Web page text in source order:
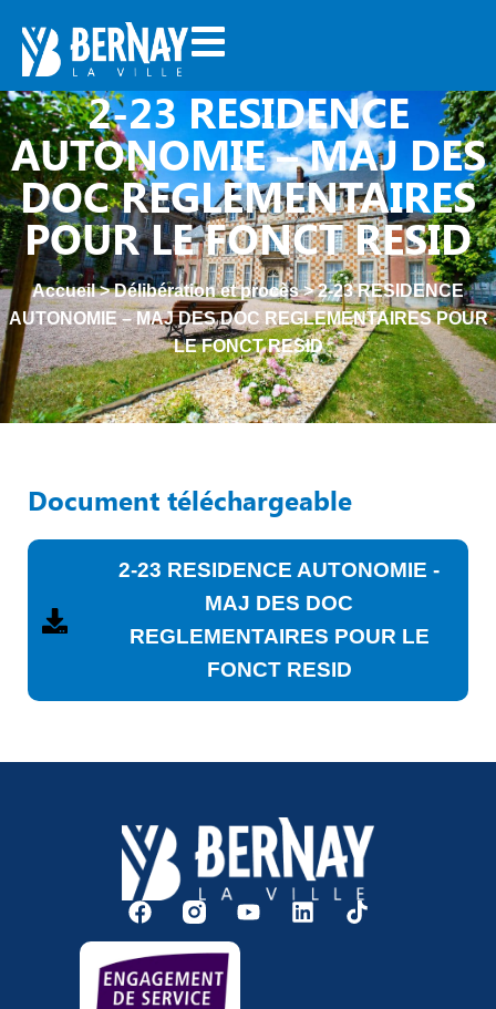
2-23 RESIDENCE
AUTONOMIE – MAJ DES
DOC REGLEMENTAIRES
POUR LE FONCT RESID
Accueil>Délibération et procès>2-23 RESIDENCE
AUTONOMIE – MAJ DES DOC REGLEMENTAIRES POUR
LE FONCT RESID
Document téléchargeable
2-23 RESIDENCE AUTONOMIE -
MAJ DES DOC
REGLEMENTAIRES POUR LE
FONCT RESID